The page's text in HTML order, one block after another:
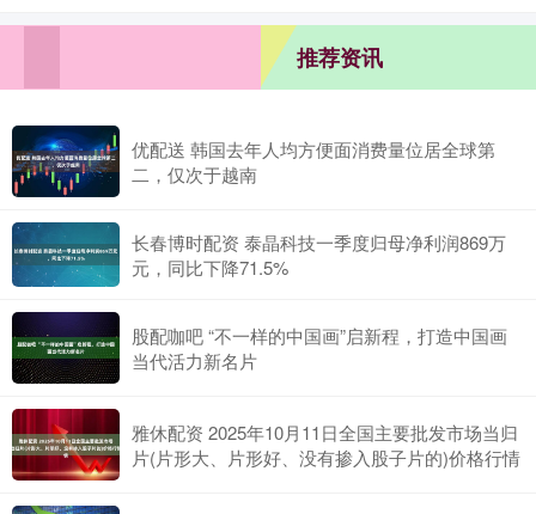
推荐资讯
优配送 韩国去年人均方便面消费量位居全球第
二，仅次于越南
长春博时配资 泰晶科技一季度归母净利润869万
元，同比下降71.5%
股配咖吧 “不一样的中国画”启新程，打造中国画
当代活力新名片
雅休配资 2025年10月11日全国主要批发市场当归
片(片形大、片形好、没有掺入股子片的)价格行情